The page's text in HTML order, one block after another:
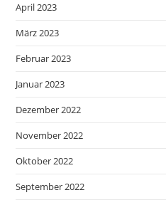
April 2023
März 2023
Februar 2023
Januar 2023
Dezember 2022
November 2022
Oktober 2022
September 2022